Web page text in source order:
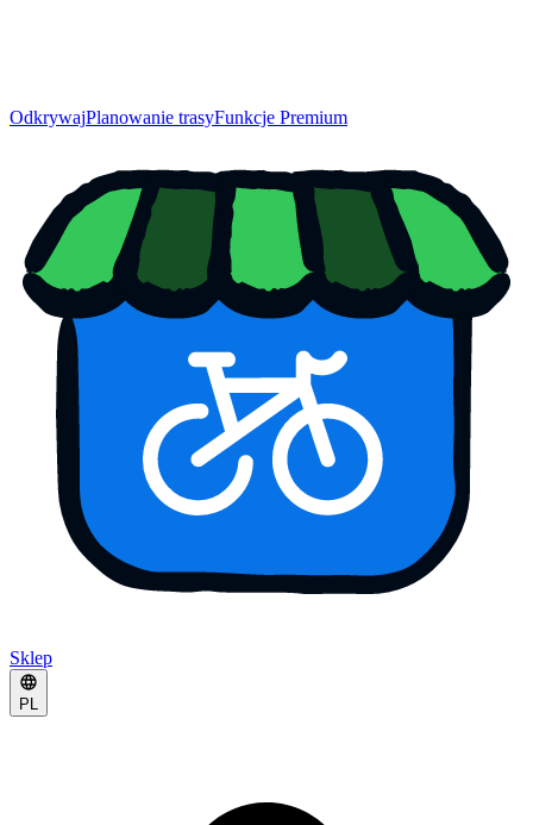
OdkrywajPlanowanie trasyFunkcje Premium
Sklep
PL